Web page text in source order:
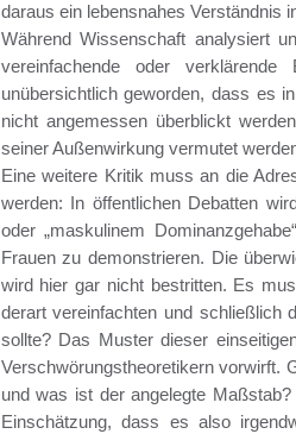
daraus ein lebensnahes Verständnis
Während Wissenschaft analysiert
vereinfachende oder
unübersichtlich geworden, dass es
nicht angemessen überblickt
seiner Außenwirkung vermutet
Eine weitere Kritik muss an die
werden: In öffentlichen Debatten
oder „maskulinem
Frauen zu demonstrieren. Die
wird hier gar nicht bestritten. Es
derart vereinfachten und schließlich
sollte? Das Muster dieser
Verschwörungstheoretikern vorwirft.
und was ist der angelegte
Einschätzung, dass es also